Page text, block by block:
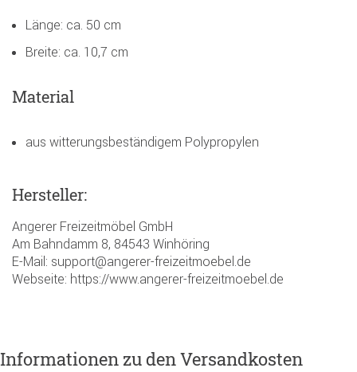
Länge: ca. 50 cm
Breite: ca. 10,7 cm
Material
aus witterungsbeständigem Polypropylen
Hersteller:
Angerer Freizeitmöbel GmbH
Am Bahndamm 8, 84543 Winhöring
E-Mail: support@angerer-freizeitmoebel.de
Webseite: https://www.angerer-freizeitmoebel.de
Informationen zu den Versandkosten